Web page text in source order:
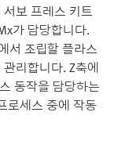
보 프레스 키트
가 담당합니다.
서 조립할 플라스
리합니다. Z축에
동작을 담당하는
로세스 중에 작동